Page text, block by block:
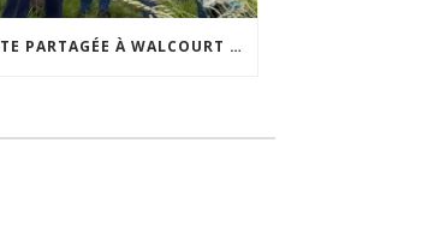
VISITE PARTAGÉE À WALCOURT : UNE DÉMARCHE PARTICIPATIVE ANIMÉE PAR ESPACE ENVIRONNEMENT